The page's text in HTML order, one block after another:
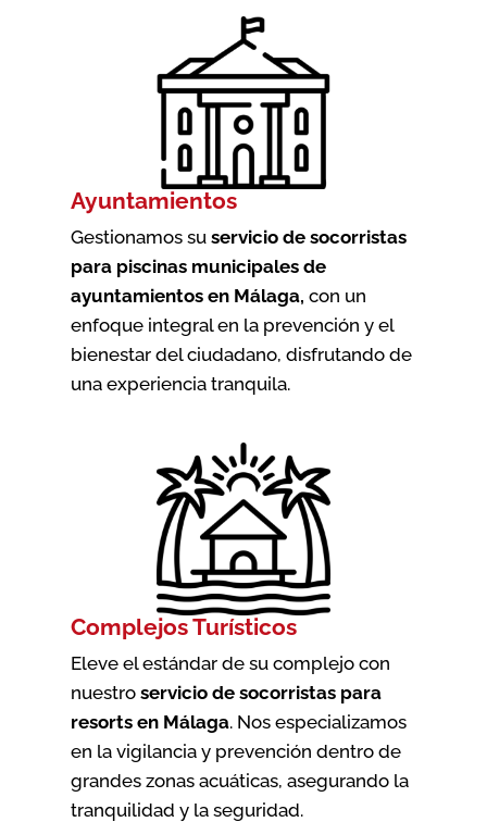
Ayuntamientos
Gestionamos su servicio de socorristas
para piscinas municipales de
ayuntamientos en Málaga, con un
enfoque integral en la prevención y el
bienestar del ciudadano, disfrutando de
una experiencia tranquila.
Complejos Turísticos
Eleve el estándar de su complejo con
nuestro servicio de socorristas para
resorts en Málaga. Nos especializamos
en la vigilancia y prevención dentro de
grandes zonas acuáticas, asegurando la
tranquilidad y la seguridad.